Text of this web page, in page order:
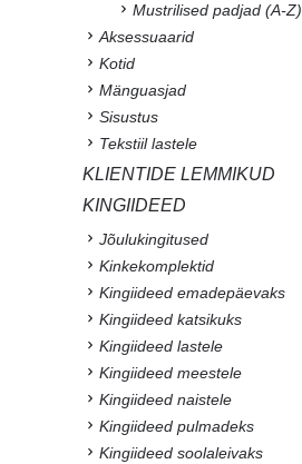
Mustrilised padjad (A-Z)
Aksessuaarid
Kotid
Mänguasjad
Sisustus
Tekstiil lastele
KLIENTIDE LEMMIKUD
KINGIIDEED
Jõulukingitused
Kinkekomplektid
Kingiideed emadepäevaks
Kingiideed katsikuks
Kingiideed lastele
Kingiideed meestele
Kingiideed naistele
Kingiideed pulmadeks
Kingiideed soolaleivaks